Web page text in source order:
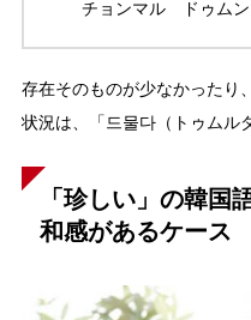
チョンマル ドゥム
存在そのものが少なかったり
状況は、「드물다（トゥムル
「珍しい」の韓国
和感があるケース